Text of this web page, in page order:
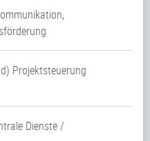
Projektsteuerung
Dienste /